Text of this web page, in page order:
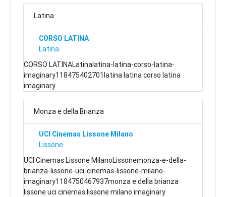
Latina
CORSO LATINA
Latina
CORSO LATINALatinalatina-latina-corso-latina-
imaginary118475402701latina latina corso latina
imaginary
Monza e della Brianza
UCI Cinemas Lissone Milano
Lissone
UCI Cinemas Lissone MilanoLissonemonza-e-della-
brianza-lissone-uci-cinemas-lissone-milano-
imaginary1184750467937monza e della brianza
lissone uci cinemas lissone milano imaginary